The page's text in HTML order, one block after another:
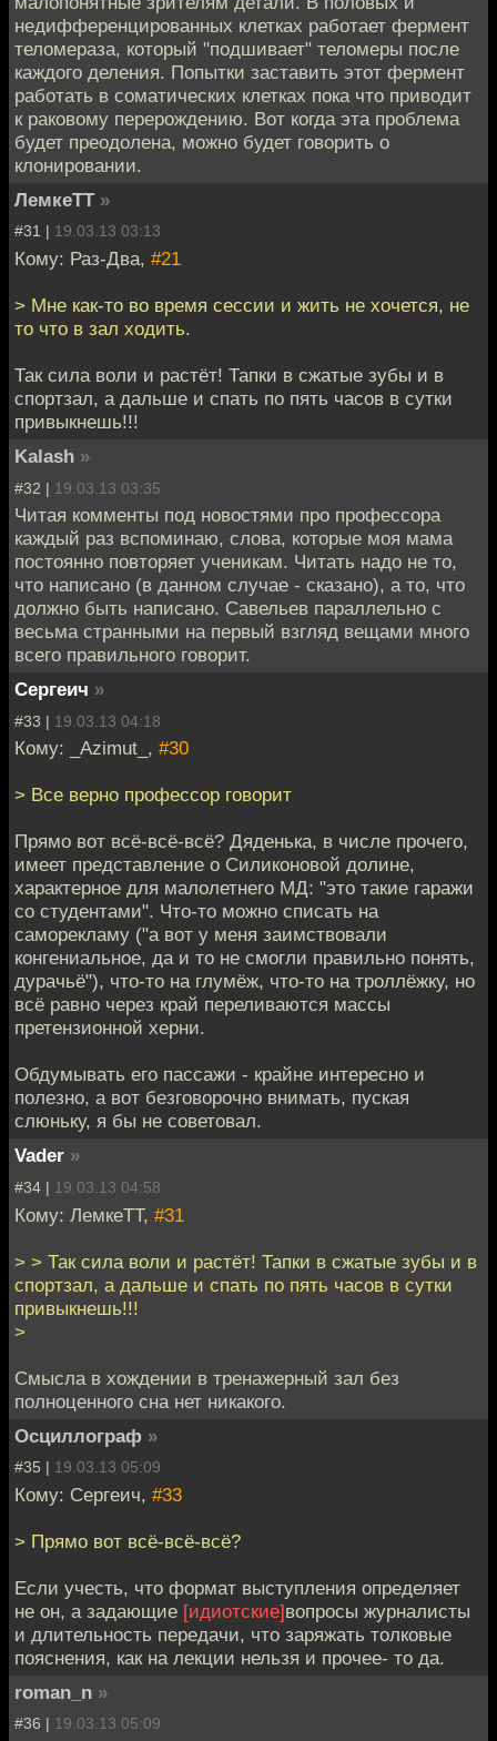
недифференцированных клетках работает фермент
теломераза, который "подшивает" теломеры после
каждого деления. Попытки заставить этот фермент
работать в соматических клетках пока что приводит
к раковому перерождению. Вот когда эта проблема
будет преодолена, можно будет говорить о
клонировании.
ЛемкеТТ »
#31 | 19.03.13 03:13
Кому: Раз-Два, #21
> Мне как-то во время сессии и жить не хочется, не
то что в зал ходить.
Так сила воли и растёт! Тапки в сжатые зубы и в
спортзал, а дальше и спать по пять часов в сутки
привыкнешь!!!
Kalash »
#32 | 19.03.13 03:35
Читая комменты под новостями про профессора
каждый раз вспоминаю, слова, которые моя мама
постоянно повторяет ученикам. Читать надо не то,
что написано (в данном случае - сказано), а то, что
должно быть написано. Савельев параллельно с
весьма странными на первый взгляд вещами много
всего правильного говорит.
Сергеич »
#33 | 19.03.13 04:18
Кому: _Azimut_, #30
> Все верно профессор говорит
Прямо вот всё-всё-всё? Дяденька, в числе прочего,
имеет представление о Силиконовой долине,
характерное для малолетнего МД: "это такие гаражи
со студентами". Что-то можно списать на
саморекламу ("а вот у меня заимствовали
конгениальное, да и то не смогли правильно понять,
дурачьё"), что-то на глумёж, что-то на троллёжку, но
всё равно через край переливаются массы
претензионной херни.
Обдумывать его пассажи - крайне интересно и
полезно, а вот безговорочно внимать, пуская
слюньку, я бы не советовал.
Vader »
#34 | 19.03.13 04:58
Кому: ЛемкеТТ, #31
> > Так сила воли и растёт! Тапки в сжатые зубы и в
спортзал, а дальше и спать по пять часов в сутки
привыкнешь!!!
>
Смысла в хождении в тренажерный зал без
полноценного сна нет никакого.
Осциллограф »
#35 | 19.03.13 05:09
Кому: Сергеич, #33
> Прямо вот всё-всё-всё?
Если учесть, что формат выступления определяет
не он, а задающие [идиотские]вопросы журналисты
и длительность передачи, что заряжать толковые
пояснения, как на лекции нельзя и прочее- то да.
roman_n »
#36 | 19.03.13 05:09